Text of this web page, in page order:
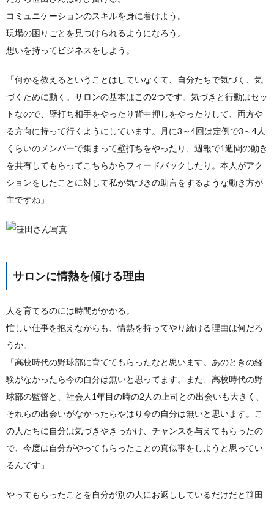
コミュニケーションのスキルを身に着けよう。
現場の困りごとを見つけられるようになろう。
想いを持ってビジネスをしよう。
「何かを教えるということはしていなくて、自分たちで気づく、気
づくために動く。サロンの基本はこの2つです。気づきと行動はセッ
トなので、壁打ち相手をやったり背中押しをやったりして、両方や
る方向に持って行くようにしています。月に3～4回は定例で3～4人
くらいのメンバーで集まって壁打ちをやったり、週報で1週間の動き
を共有してもらってこちらからフィードバックしたり。本人がアク
ションをしたことに対して私が気づきの助言をするような動き方が
主ですね」
サロンに情熱を傾ける理由
人を育てるのには時間がかかる。
忙しい仕事を抱えながらも、情熱を持ってやり続ける理由は何だろ
うか。
「高校時代の野球部に育ててもらったなと思います。あのときの経
験がなかったら今の自分は無いと思ってます。また、高校時代の野
球部の監督と、社会人1年目の時の2人の上司との出会いも大きく、
それらの出会いがなかったらやはり今の自分は無いと思います。こ
の人たちに自分は気づきやきっかけ、チャンスを与えてもらったの
で、今度は自分がやってもらったことの真似事をしようと思ってい
るんです」
やってもらったことを自分が別の人にお返ししているだけだと笹田